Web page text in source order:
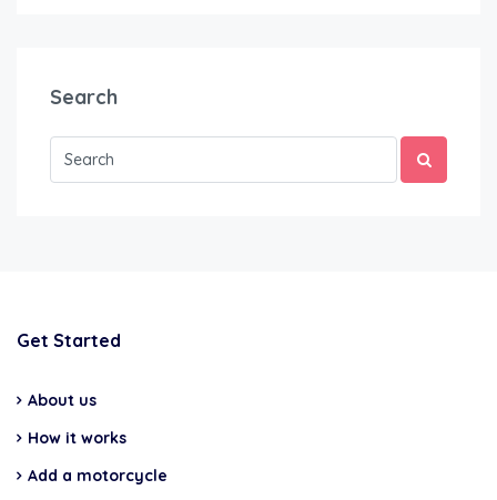
Search
Get Started
About us
How it works
Add a motorcycle